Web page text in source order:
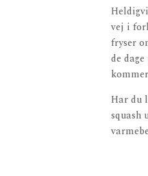
vej i
fryser
de
Har du
squash